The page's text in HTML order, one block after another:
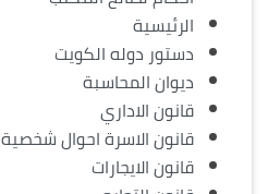
الرئيسية
دستور دوله الكويت
ديوان المحاسبة
قانون الاداري
قانون الاسرة احوال شخصية
قانون الايجارات